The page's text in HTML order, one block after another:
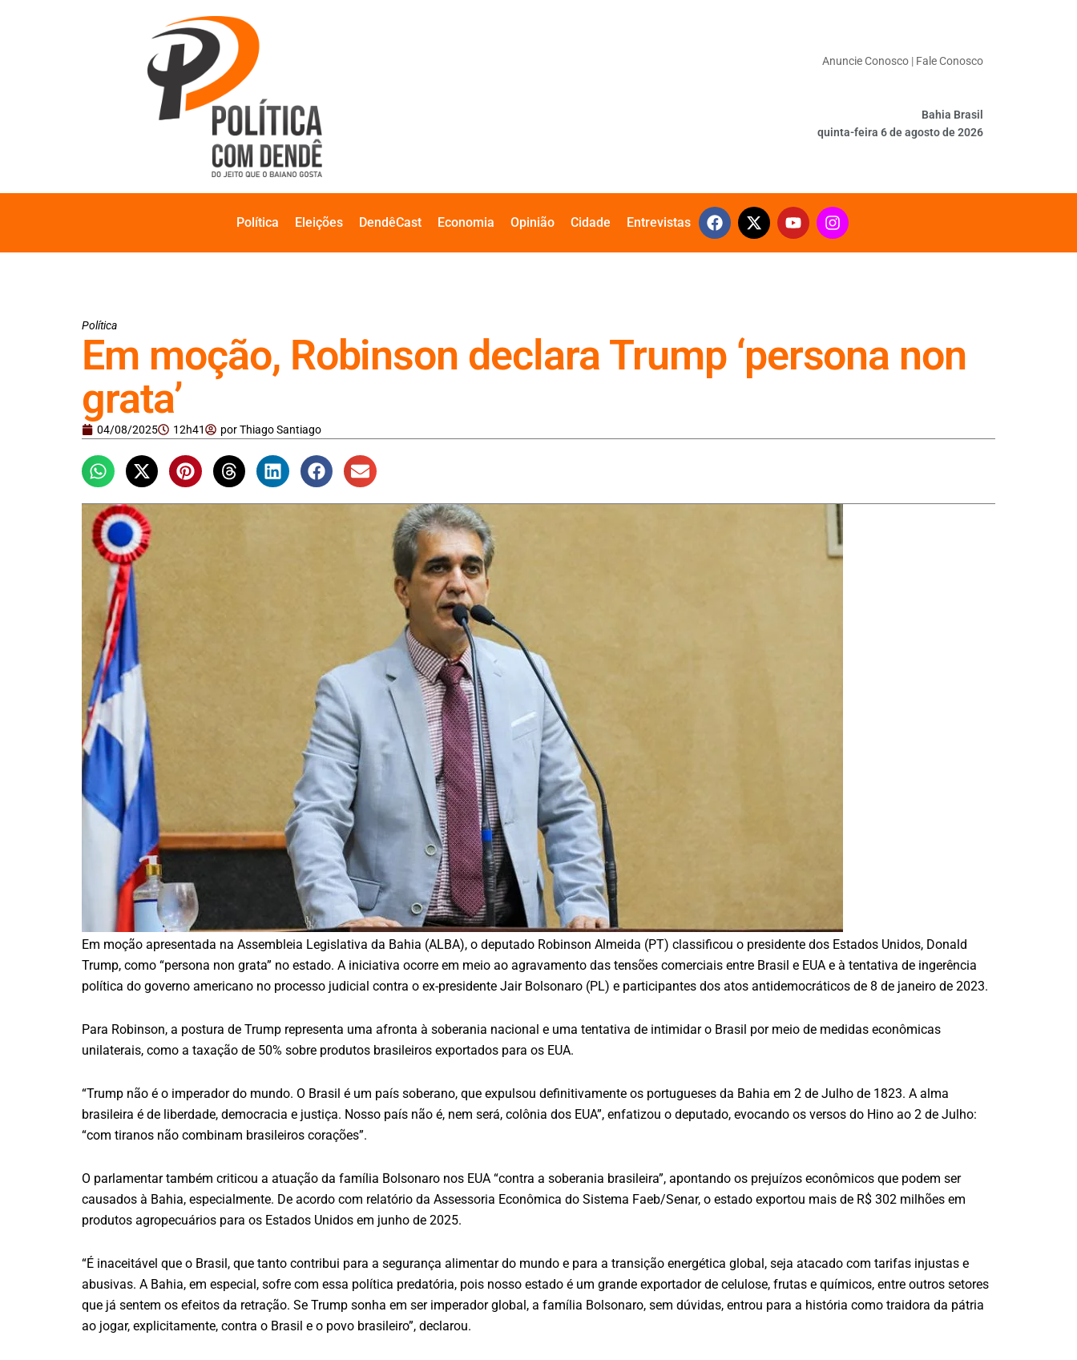
Anuncie Conosco | Fale Conosco
Bahia Brasil
quinta-feira 6 de agosto de 2026
Política Eleições DendêCast Economia Opinião Cidade Entrevistas
Política
Em moção, Robinson declara Trump ‘persona non
grata’
04/08/2025 12h41 porThiago Santiago
Em moção apresentada na Assembleia Legislativa da Bahia (ALBA), o deputado Robinson Almeida (PT) classificou o presidente dos Estados Unidos, Donald
Trump, como “persona non grata” no estado. A iniciativa ocorre em meio ao agravamento das tensões comerciais entre Brasil e EUA e à tentativa de ingerência
política do governo americano no processo judicial contra o ex-presidente Jair Bolsonaro (PL) e participantes dos atos antidemocráticos de 8 de janeiro de 2023.
Para Robinson, a postura de Trump representa uma afronta à soberania nacional e uma tentativa de intimidar o Brasil por meio de medidas econômicas
unilaterais, como a taxação de 50% sobre produtos brasileiros exportados para os EUA.
“Trump não é o imperador do mundo. O Brasil é um país soberano, que expulsou definitivamente os portugueses da Bahia em 2 de Julho de 1823. A alma
brasileira é de liberdade, democracia e justiça. Nosso país não é, nem será, colônia dos EUA”, enfatizou o deputado, evocando os versos do Hino ao 2 de Julho:
“com tiranos não combinam brasileiros corações”.
O parlamentar também criticou a atuação da família Bolsonaro nos EUA “contra a soberania brasileira”, apontando os prejuízos econômicos que podem ser
causados à Bahia, especialmente. De acordo com relatório da Assessoria Econômica do Sistema Faeb/Senar, o estado exportou mais de R$ 302 milhões em
produtos agropecuários para os Estados Unidos em junho de 2025.
“É inaceitável que o Brasil, que tanto contribui para a segurança alimentar do mundo e para a transição energética global, seja atacado com tarifas injustas e
abusivas. A Bahia, em especial, sofre com essa política predatória, pois nosso estado é um grande exportador de celulose, frutas e químicos, entre outros setores
que já sentem os efeitos da retração. Se Trump sonha em ser imperador global, a família Bolsonaro, sem dúvidas, entrou para a história como traidora da pátria
ao jogar, explicitamente, contra o Brasil e o povo brasileiro”, declarou.